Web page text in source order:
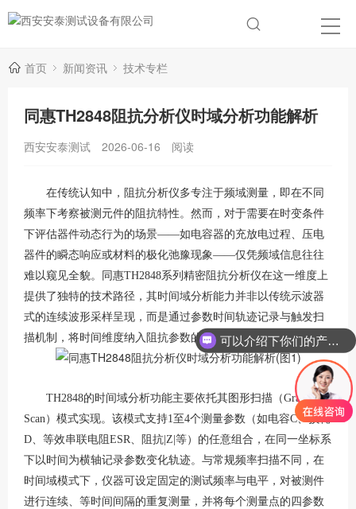
首页 新闻资讯 技术专栏
同惠TH2848阻抗分析仪时域分析功能解析
西安安泰测试 2026-06-16 阅读
在传统认知中，阻抗分析仪多专注于频域测量，即在不同
频率下考察被测元件的阻抗特性。然而，对于需要在时变条件
下评估器件动态行为的场景——如电容器的充放电过程、压电
器件的瞬态响应或材料的极化弛豫现象——仅凭频域信息往往
难以窥见全貌。同惠TH2848系列精密阻抗分析仪在这一维度上
提供了独特的技术路径，其时间域分析能力并非以传统示波器
式的连续波形采样呈现，而是通过参数时间轨迹记录与触发扫
描机制，将时间维度纳入阻抗参数的分析框架。
TH2848的时间域分析功能主要依托其图形扫描（Graph
Scan）模式实现。该模式支持1至4个测量参数（如电容C、损耗
D、等效串联电阻ESR、阻抗|Z|等）的任意组合，在同一坐标系
下以时间为横轴记录参数变化轨迹。与常规频率扫描不同，在
时间域模式下，仪器可设定固定的测试频率与电平，对被测件
进行连续、等时间间隔的重复测量，并将每个测量点的四参数
可以介绍下你们的产品么？